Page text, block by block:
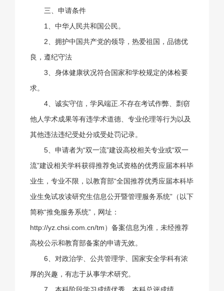
三、申请条件
1、中华人民共和国公民。
2、拥护中国共产党的领导，热爱祖国，品德优
良，遵纪守法
3、身体健康状况符合国家和学校规定的体检要
求。
4、诚实守信，学风端正.不存在考试作弊、剽窃
他人学术成果等有违学术道德、专业伦理等行为以及
其他违法违纪受处分或受处罚记录。
5、申请者为“双一流”建设高校相关专业或“双一
流”建设相关学科获得推荐免试资格的优秀应届本科毕
业生，专业不限，以教育部“全国推荐优秀应届本科毕
业生免试攻读研究生信息公开暨管理服务系统”（以下
简称“推免服务系统”，网址：
http://yz.chsi.com.cn/tm）备案信息为准，未经推荐
高校公示和教育部备案的申请无效。
6、对政治学、公共管理学、国家安全学科有浓
厚的兴趣，有志于从事学术研究。
7、本科阶段学习成绩优秀，本科总评成绩